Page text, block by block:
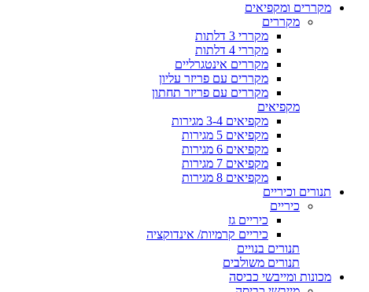
מקררים ומקפיאים
מקררים
מקררי 3 דלתות
מקררי 4 דלתות
מקררים אינטגרליים
מקררים עם פריזר עליון
מקררים עם פריזר תחתון
מקפיאים
מקפיאים 3-4 מגירות
מקפיאים 5 מגירות
מקפיאים 6 מגירות
מקפיאים 7 מגירות
מקפיאים 8 מגירות
תנורים וכיריים
כיריים
כיריים גז
כיריים קרמיות/ אינדוקציה
תנורים בנויים
תנורים משולבים
מכונות ומייבשי כביסה